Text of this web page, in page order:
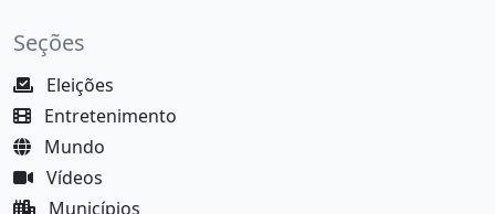
Seções
Eleições
Entretenimento
Mundo
Vídeos
Municípios